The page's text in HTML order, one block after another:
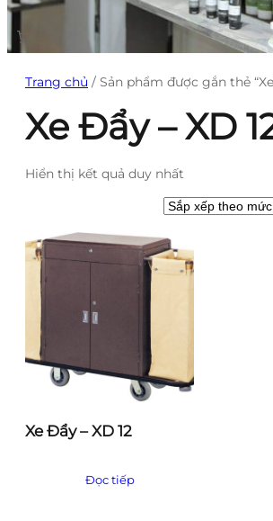
Trang chủ / Sản phẩm được gắn thẻ
Xe Đẩy – XD
Hiển thị kết quả duy nhất
Xe Đẩy – XD 12
Đọc tiếp